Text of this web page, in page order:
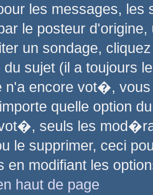
les messages,
le posteur d'origine,
un sondage,
du sujet (il a toujours
n'a encore vot�,
quelle option
seuls les
le supprimer, ceci
en modifiant les
haut de page